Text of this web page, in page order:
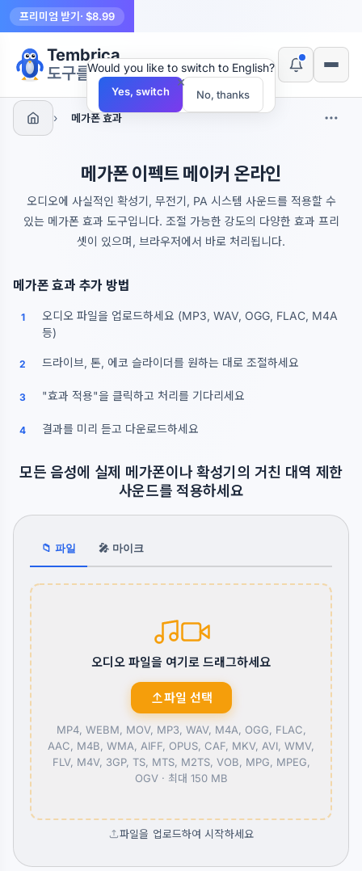
프리미엄 받기· $8.99
Tembrica
도구를 만듭니다
› 메가폰 효과
메가폰 이펙트 메이커 온라인
오디오에 사실적인 확성기, 무전기, PA 시스템 사운드를 적용할 수
있는 메가폰 효과 도구입니다. 조절 가능한 강도의 다양한 효과 프리
셋이 있으며, 브라우저에서 바로 처리됩니다.
메가폰 효과 추가 방법
1
오디오 파일을 업로드하세요 (MP3, WAV, OGG, FLAC, M4A
등)
2 드라이브, 톤, 에코 슬라이더를 원하는 대로 조절하세요
3 "효과 적용"을 클릭하고 처리를 기다리세요
4 결과를 미리 듣고 다운로드하세요
모든 음성에 실제 메가폰이나 확성기의 거친 대역 제한
사운드를 적용하세요
📁 파일 🎤 마이크
오디오 파일을 여기로 드래그하세요
파일 선택
MP4, WEBM, MOV, MP3, WAV, M4A, OGG, FLAC,
AAC, M4B, WMA, AIFF, OPUS, CAF, MKV, AVI, WMV,
FLV, M4V, 3GP, TS, MTS, M2TS, VOB, MPG, MPEG,
OGV · 최대 150 MB
파일을 업로드하여 시작하세요
×
Would you like to switch to English?
Yes, switch No, thanks